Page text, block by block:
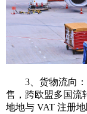
3、货物流向：
售，跨欧盟多国流
地地与 VAT 注册